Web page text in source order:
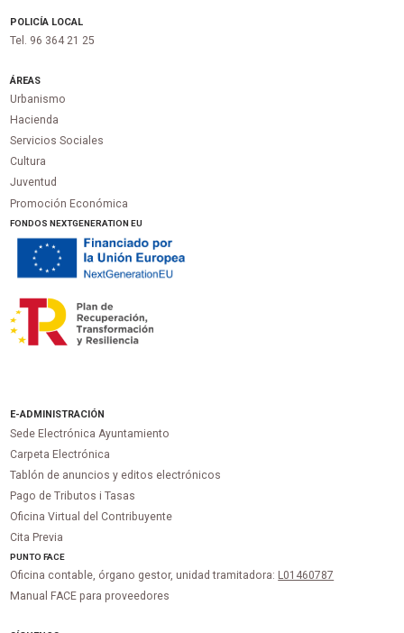
POLICÍA LOCAL
Tel. 96 364 21 25
ÁREAS
Urbanismo
Hacienda
Servicios Sociales
Cultura
Juventud
Promoción Económica
FONDOS NEXTGENERATION EU
E-ADMINISTRACIÓN
Sede Electrónica Ayuntamiento
Carpeta Electrónica
Tablón de anuncios y editos electrónicos
Pago de Tributos i Tasas
Oficina Virtual del Contribuyente
Cita Previa
PUNTOFACE
Oficina contable, órgano gestor, unidad tramitadora: L01460787
Manual FACE para proveedores